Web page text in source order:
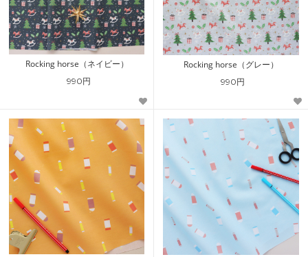
Rocking horse（ネイビー）
990円
Rocking horse（グレー）
990円